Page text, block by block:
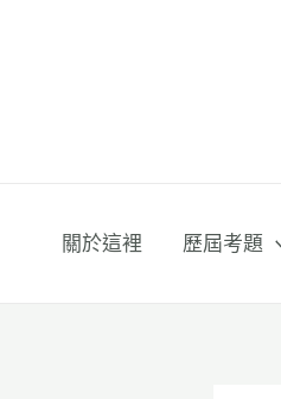
關於這裡
歷屆考題